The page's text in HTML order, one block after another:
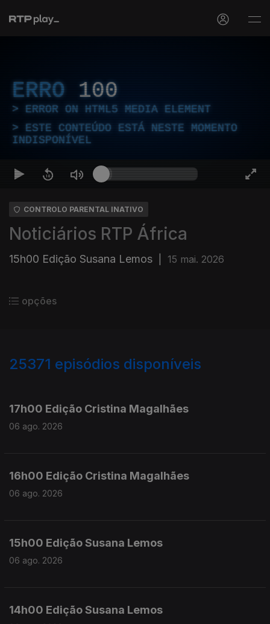
ERRO 100
ERROR ON HTML5 MEDIA ELEMENT
ESTE CONTEÚDO ESTÁ NESTE MOMENTO
INDISPONÍVEL
CONTROLO PARENTAL INATIVO
Noticiários RTP África
15h00 Edição Susana Lemos 15 mai. 2026
opções
25371 episódios disponíveis
17h00 Edição Cristina Magalhães
06 ago. 2026
16h00 Edição Cristina Magalhães
06 ago. 2026
15h00 Edição Susana Lemos
06 ago. 2026
14h00 Edição Susana Lemos